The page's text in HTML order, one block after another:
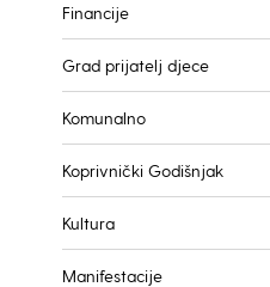
Financije
Grad prijatelj djece
Komunalno
Koprivnički Godišnjak
Kultura
Manifestacije